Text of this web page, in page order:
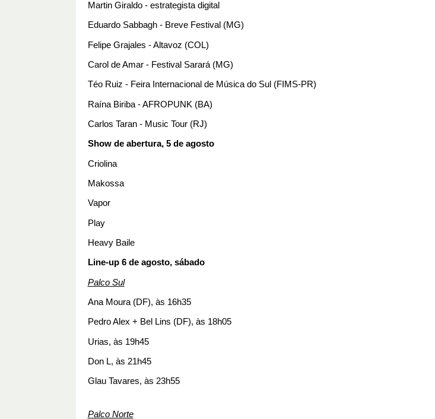
Martin Giraldo - estrategista digital
Eduardo Sabbagh - Breve Festival (MG)
Felipe Grajales - Altavoz (COL)
Carol de Amar - Festival Sarará (MG)
Téo Ruiz - Feira Internacional de Música do Sul (FIMS-PR)
Raína Biriba - AFROPUNK (BA)
Carlos Taran - Music Tour (RJ)
Show de abertura, 5 de agosto
Criolina
Makossa
Vapor
Play
Heavy Baile
Line-up 6 de agosto, sábado
Palco Sul
Ana Moura (DF), às 16h35
Pedro Alex + Bel Lins (DF), às 18h05
Urias, às 19h45
Don L, às 21h45
Glau Tavares, às 23h55
Palco Norte